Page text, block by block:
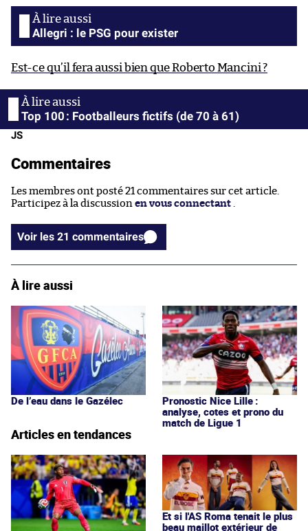
Allegri : le PSG pour exister
Est-ce qu’il fera aussi bien que Roberto Mancini ?
Top 100 : Footballeurs fictifs (de 70 à 61)
JS
Commentaires
Les membres ont posté 21 commentaires sur cet article.
Participez à la discussion en vous connectant
Voir les 21 commentaires
À lire aussi
De l’eau dans le Gazélec
Pronostic Nice Lille :
analyse, cotes et prono du
match de Ligue 1
Articles en tendances
Et si l'AS Roma tenait le plus
beau maillot extérieur de